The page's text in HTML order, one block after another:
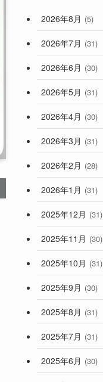
(248)
2026年8月 (5)
2026年7月 (31)
2026年6月 (30)
2026年5月 (31)
2026年4月 (30)
2026年3月 (31)
2026年2月 (28)
2026年1月 (31)
2025年12月 (31)
2025年11月 (30)
2025年10月 (31)
2025年9月 (30)
2025年8月 (31)
2025年7月 (31)
2025年6月 (30)